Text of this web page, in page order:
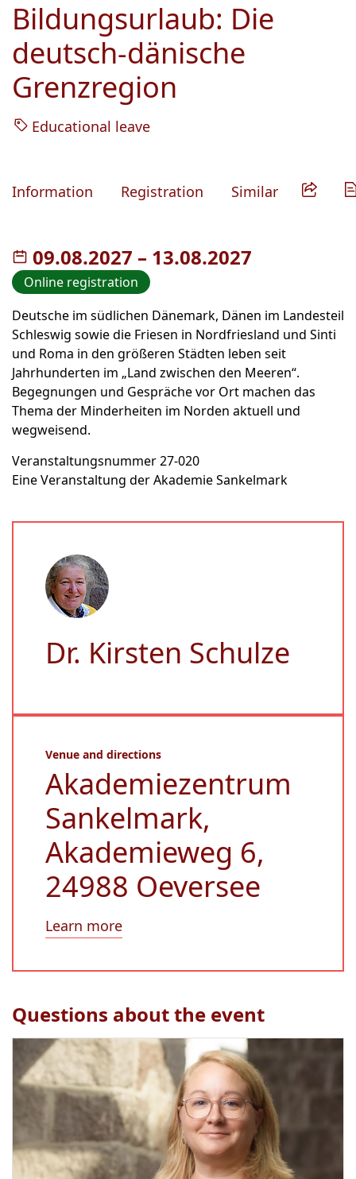
Bildungsurlaub: Die
deutsch-dänische
Grenzregion
Educational leave
Information Registration Similar
09.08.2027 – bis
13.08.2027
Online registration
Deutsche im südlichen Dänemark, Dänen im Landesteil
Schleswig sowie die Friesen in Nordfriesland und Sinti
und Roma in den größeren Städten leben seit
Jahrhunderten im „Land zwischen den Meeren“.
Begegnungen und Gespräche vor Ort machen das
Thema der Minderheiten im Norden aktuell und
wegweisend.
Veranstaltungsnummer 27-020
Eine Veranstaltung der Akademie Sankelmark
Dr. Kirsten Schulze
Venue and directions
Akademiezentrum
Sankelmark,
Akademieweg 6,
24988 Oeversee
Learn more
Questions about the event